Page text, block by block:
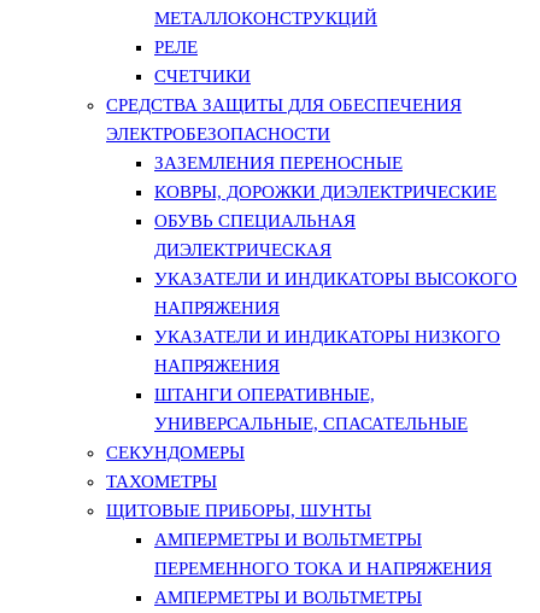
МЕТАЛЛОКОНСТРУКЦИЙ
РЕЛЕ
СЧЕТЧИКИ
СРЕДСТВА ЗАЩИТЫ ДЛЯ ОБЕСПЕЧЕНИЯ
ЭЛЕКТРОБЕЗОПАСНОСТИ
ЗАЗЕМЛЕНИЯ ПЕРЕНОСНЫЕ
КОВРЫ, ДОРОЖКИ ДИЭЛЕКТРИЧЕСКИЕ
ОБУВЬ СПЕЦИАЛЬНАЯ
ДИЭЛЕКТРИЧЕСКАЯ
УКАЗАТЕЛИ И ИНДИКАТОРЫ ВЫСОКОГО
НАПРЯЖЕНИЯ
УКАЗАТЕЛИ И ИНДИКАТОРЫ НИЗКОГО
НАПРЯЖЕНИЯ
ШТАНГИ ОПЕРАТИВНЫЕ,
УНИВЕРСАЛЬНЫЕ, СПАСАТЕЛЬНЫЕ
СЕКУНДОМЕРЫ
ТАХОМЕТРЫ
ЩИТОВЫЕ ПРИБОРЫ, ШУНТЫ
АМПЕРМЕТРЫ И ВОЛЬТМЕТРЫ
ПЕРЕМЕННОГО ТОКА И НАПРЯЖЕНИЯ
АМПЕРМЕТРЫ И ВОЛЬТМЕТРЫ